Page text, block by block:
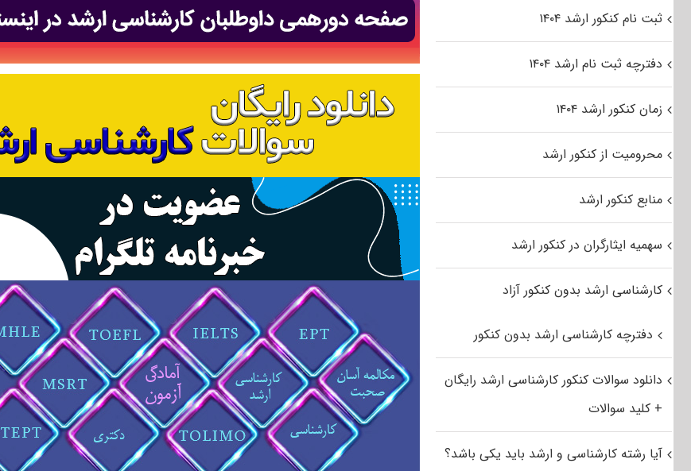
ثبت نام کنکور ارشد ۱۴۰۴
دفترچه ثبت نام ارشد ۱۴۰۴
زمان کنکور ارشد ۱۴۰۴
محرومیت از کنکور ارشد
منابع کنکور ارشد
سهمیه ایثارگران در کنکور ارشد
کارشناسی ارشد بدون کنکور آزاد
دفترچه کارشناسی ارشد بدون کنکور
دانلود سوالات کنکور کارشناسی ارشد رایگان
+ کلید سوالات
آیا رشته کارشناسی و ارشد باید یکی باشد؟